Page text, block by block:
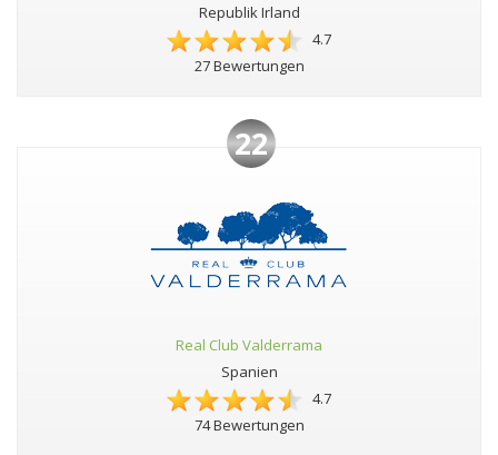
Republik Irland
4.7
27 Bewertungen
22
Real Club Valderrama
Spanien
4.7
74 Bewertungen